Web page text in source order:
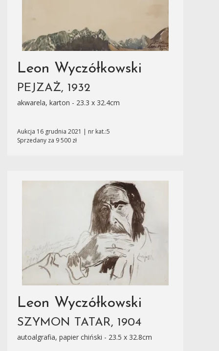
Leon Wyczółkowski
PEJZAŻ, 1932
akwarela, karton - 23.3 x 32.4cm
Aukcja 16 grudnia 2021 | nr kat.:5
Sprzedany za 9 500 zł
Leon Wyczółkowski
SZYMON TATAR, 1904
autoalgrafia, papier chiński - 23.5 x 32.8cm